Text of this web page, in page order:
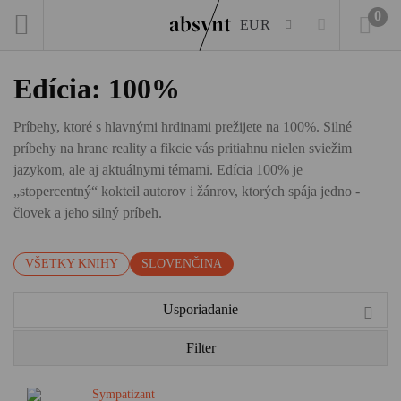
EUR
0
Edícia: 100%
Príbehy, ktoré s hlavnými hrdinami prežijete na 100%. Silné
príbehy na hrane reality a fikcie vás pritiahnu nielen sviežim
jazykom, ale aj aktuálnymi témami. Edícia 100% je
„stopercentný“ kokteil autorov i žánrov, ktorých spája jedno -
človek a jeho silný príbeh.
VŠETKY KNIHY SLOVENČINA
Usporiadanie
Filter